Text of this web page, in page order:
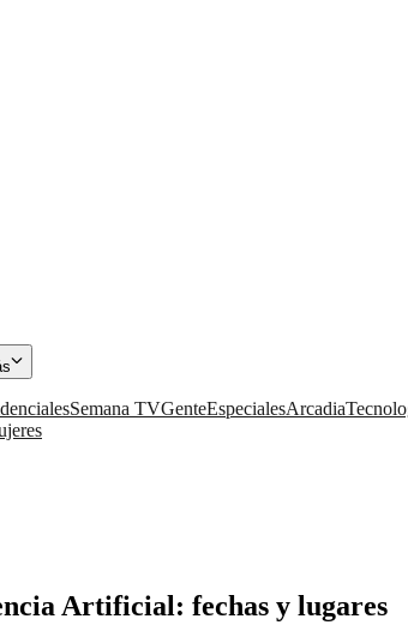
Semana TVGenteEspecialesArcadia
Artificial: fechas y lugares